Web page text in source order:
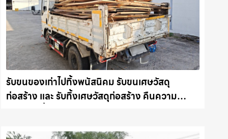
รับขนของเก่าไปทิ้งพนัสนิคม รับขนเศษวัสดุ
ก่อสร้าง และ รับทิ้งเศษวัสดุก่อสร้าง คืนความ